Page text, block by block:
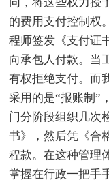
的费用支付控制权
程师签发《支付证
向承包人付款。当
有权拒绝支付。而
采用的是“报账制”
门分阶段组织几次
书》，然后凭《合
程款。在这种管理
掌握在行政一把手